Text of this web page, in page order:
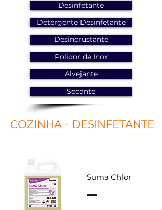
Desinfetante
Detergente Desinfetante
Desincrustante
Polidor de Inox
Alvejante
Secante
Suma Chlor
COZINHA - DESINFETANTE